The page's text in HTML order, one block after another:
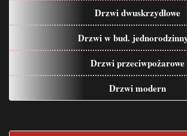
Drzwi dwuskrzydłowe
Drzwi w bud.
Drzwi przeciwpożarowe
Drzwi modern